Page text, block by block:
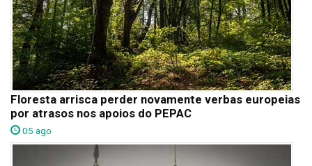
Floresta arrisca perder novamente verbas europeias
por atrasos nos apoios do PEPAC
05 ago